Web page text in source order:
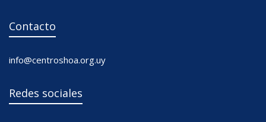
Contacto
info@centroshoa.org.uy
Redes sociales